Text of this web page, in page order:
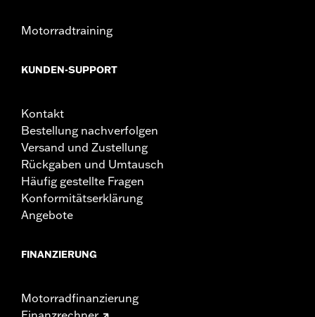
Motorradtraining
KUNDEN-SUPPORT
Kontakt
Bestellung nachverfolgen
Versand und Zustellung
Rückgaben und Umtausch
Häufig gestellte Fragen
Konformitätserklärung
Angebote
FINANZIERUNG
Motorradfinanzierung